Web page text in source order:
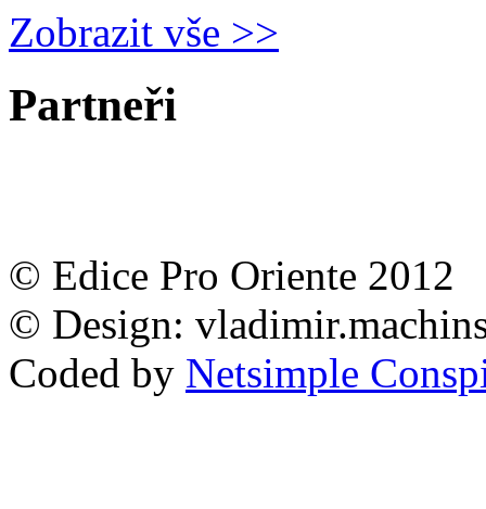
Zobrazit vše >>
Partneři
© Edice Pro Oriente 2012
© Design:
Coded by Netsimple